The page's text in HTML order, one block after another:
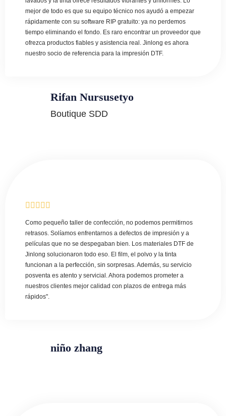
mejor de todo es que su equipo técnico nos ayudó a empezar
rápidamente con su software RIP gratuito: ya no perdemos
tiempo eliminando el fondo. Es raro encontrar un proveedor que
ofrezca productos fiables y asistencia real. Jinlong es ahora
nuestro socio de referencia para la impresión DTF.
Rifan Nursusetyo
Boutique SDD
Como pequeño taller de confección, no podemos permitirnos
retrasos. Solíamos enfrentarnos a defectos de impresión y a
películas que no se despegaban bien. Los materiales DTF de
Jinlong solucionaron todo eso. El film, el polvo y la tinta
funcionan a la perfección, sin sorpresas. Además, su servicio
posventa es atento y servicial. Ahora podemos prometer a
nuestros clientes mejor calidad con plazos de entrega más
rápidos".
niño zhang